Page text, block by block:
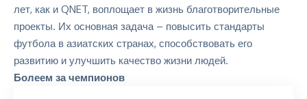
лет, как и QNET, воплощает в жизнь благотворительные
проекты. Их основная задача – повысить стандарты
футбола в азиатских странах, способствовать его
развитию и улучшить качество жизни людей.
Болеем за чемпионов